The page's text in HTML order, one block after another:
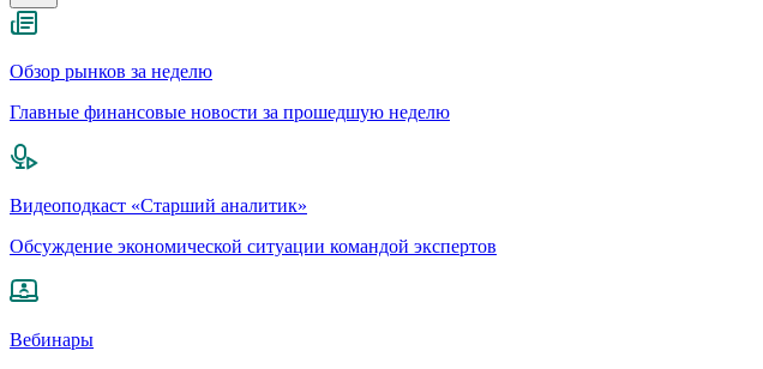
Обзор рынков за неделю
Главные финансовые новости за прошедшую неделю
Видеоподкаст «Старший аналитик»
Обсуждение экономической ситуации командой экспертов
Вебинары